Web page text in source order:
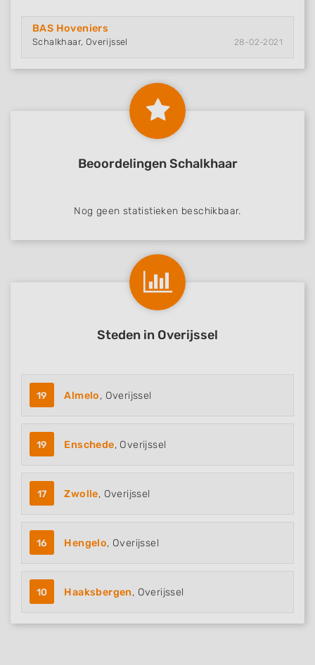
BAS Hoveniers
Schalkhaar, Overijssel 28-02-2021
Beoordelingen Schalkhaar
Nog geen statistieken beschikbaar.
Steden in Overijssel
19 Almelo, Overijssel
19 Enschede, Overijssel
17 Zwolle, Overijssel
16 Hengelo, Overijssel
10 Haaksbergen, Overijssel